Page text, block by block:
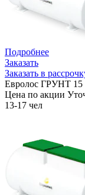
Подробнее
Заказать
Заказать в
Евролос ГРУНТ 15
Цена по акции
13-17 чел